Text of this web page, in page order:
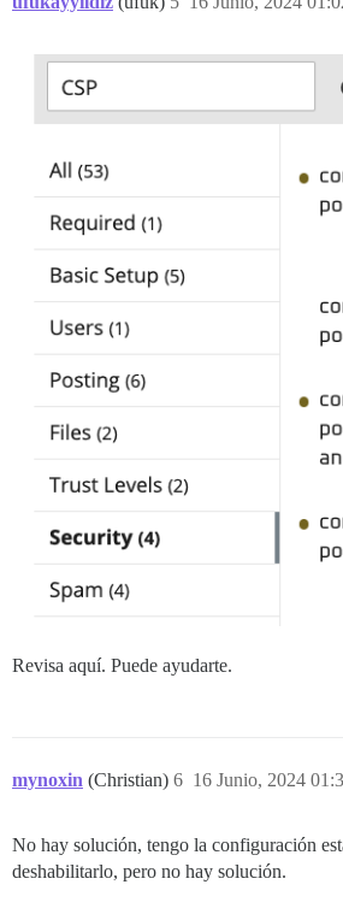
Revisa aquí. Puede ayudarte.
mynoxin (Christian) 16 Junio, 2024
6
No hay solución, tengo la configuración
deshabilitarlo, pero no hay solución.